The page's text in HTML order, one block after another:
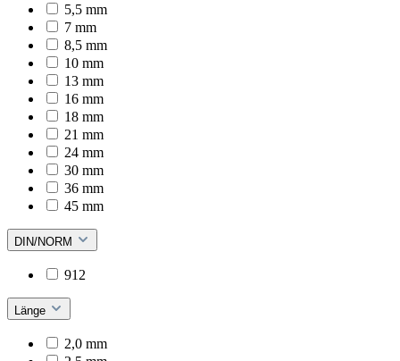
5,5 mm
7 mm
8,5 mm
10 mm
13 mm
16 mm
18 mm
21 mm
24 mm
30 mm
36 mm
45 mm
DIN/NORM
912
Länge
2,0 mm